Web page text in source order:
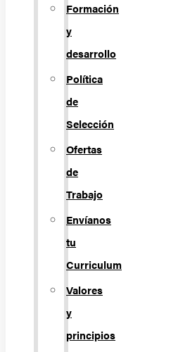
Formación
y
desarrollo
Política
de
Selección
Ofertas
de
Trabajo
Envíanos
tu
Curriculum
Valores
y
principios